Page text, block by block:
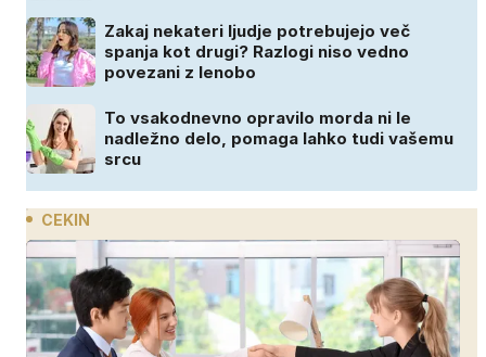
Zakaj nekateri ljudje potrebujejo več
spanja kot drugi? Razlogi niso vedno
povezani z lenobo
To vsakodnevno opravilo morda ni le
nadležno delo, pomaga lahko tudi vašemu
srcu
CEKIN